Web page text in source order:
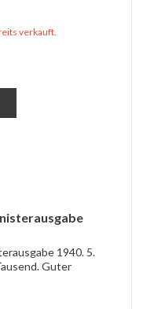
verkauft.
1940. 5.
Guter